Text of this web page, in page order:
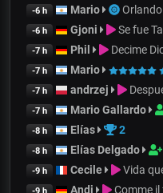
-6 h Mario
-6 h Gjoni Se fue
-7 h Phil Decime
-7 h Mario
-7 h andrzej
-7 h Mario Gallardo
-8 h Elías 2
-8 h Elías Delgado
-9 h Cecile Vida
Andi Comme